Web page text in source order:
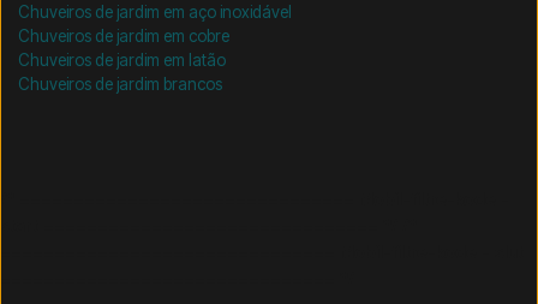
Chuveiros de jardim em aço inoxidável
Chuveiros de jardim em cobre
Chuveiros de jardim em latão
Chuveiros de jardim brancos